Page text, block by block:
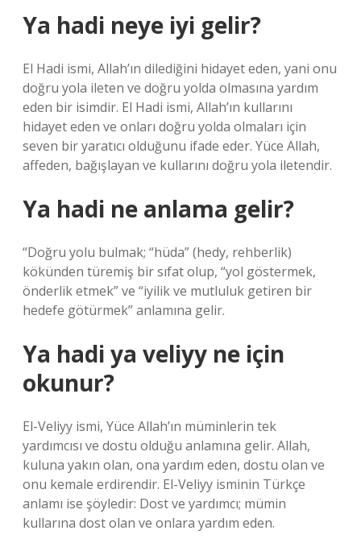
Ya hadi neye iyi gelir?
El Hadi ismi, Allah’ın dilediğini hidayet eden, yani onu
doğru yola ileten ve doğru yolda olmasına yardım
eden bir isimdir. El Hadi ismi, Allah’ın kullarını
hidayet eden ve onları doğru yolda olmaları için
seven bir yaratıcı olduğunu ifade eder. Yüce Allah,
affeden, bağışlayan ve kullarını doğru yola iletendir.
Ya hadi ne anlama gelir?
“Doğru yolu bulmak; “hüda” (hedy, rehberlik)
kökünden türemiş bir sıfat olup, “yol göstermek,
önderlik etmek” ve “iyilik ve mutluluk getiren bir
hedefe götürmek” anlamına gelir.
Ya hadi ya veliyy ne için
okunur?
El-Veliyy ismi, Yüce Allah’ın müminlerin tek
yardımcısı ve dostu olduğu anlamına gelir. Allah,
kuluna yakın olan, ona yardım eden, dostu olan ve
onu kemale erdirendir. El-Veliyy isminin Türkçe
anlamı ise şöyledir: Dost ve yardımcı; mümin
kullarına dost olan ve onlara yardım eden.